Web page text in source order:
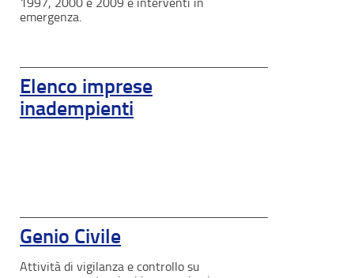
emergenza.
Elenco imprese
inadempienti
Genio Civile
Attività di vigilanza e controllo su